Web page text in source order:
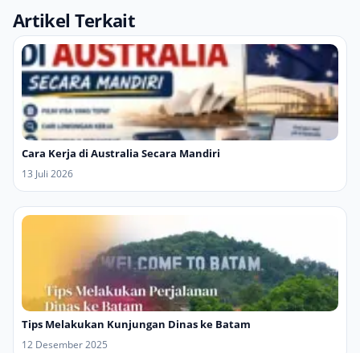
Artikel Terkait
Cara Kerja di Australia Secara Mandiri
13 Juli 2026
Tips Melakukan Kunjungan Dinas ke Batam
12 Desember 2025